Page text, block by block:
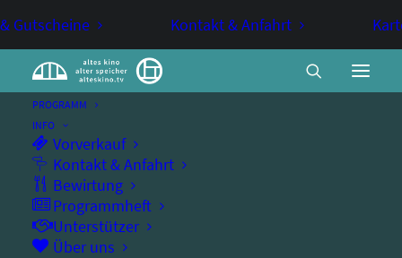
Gutscheine Kontakt & Anfahrt
PROGRAMM
INFO
Vorverkauf
Kontakt & Anfahrt
Bewirtung
Programmheft
Unterstützer
Über uns
Swinging Sunday
TANZ